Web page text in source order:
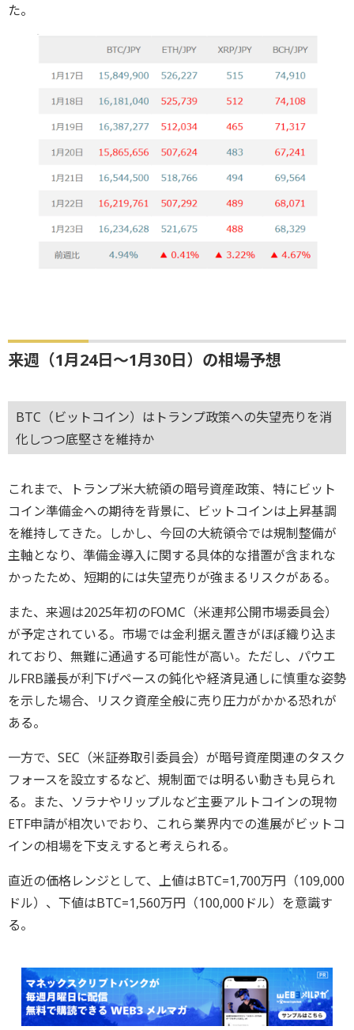
た。
来週（1月24日～1月30日）の相場予想
BTC（ビットコイン）はトランプ政策への失望売りを消
化しつつ底堅さを維持か
これまで、トランプ米大統領の暗号資産政策、特にビット
コイン準備金への期待を背景に、ビットコインは上昇基調
を維持してきた。しかし、今回の大統領令では規制整備が
主軸となり、準備金導入に関する具体的な措置が含まれな
かったため、短期的には失望売りが強まるリスクがある。
また、来週は2025年初のFOMC（米連邦公開市場委員会）
が予定されている。市場では金利据え置きがほぼ織り込ま
れており、無難に通過する可能性が高い。ただし、パウエ
ルFRB議長が利下げペースの鈍化や経済見通しに慎重な姿勢
を示した場合、リスク資産全般に売り圧力がかかる恐れが
ある。
一方で、SEC（米証券取引委員会）が暗号資産関連のタスク
フォースを設立するなど、規制面では明るい動きも見られ
る。また、ソラナやリップルなど主要アルトコインの現物
ETF申請が相次いでおり、これら業界内での進展がビットコ
インの相場を下支えすると考えられる。
直近の価格レンジとして、上値はBTC=1,700万円（109,000
ドル）、下値はBTC=1,560万円（100,000ドル）を意識す
る。